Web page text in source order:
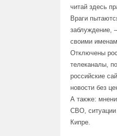
читай здесь
Враги
заблуждение,
своими
Отключены
телеканалы,
российские
новости без
А также:
СВО,
Кипре.